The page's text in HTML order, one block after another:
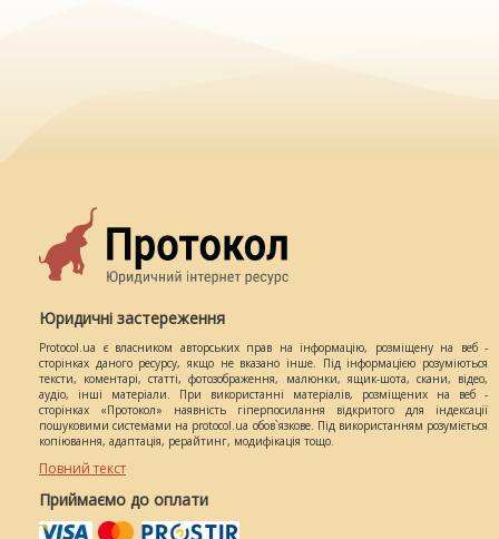
Юридичні застереження
Protocol.ua є власником авторських прав на інформацію, розміщену на веб -
сторінках даного ресурсу, якщо не вказано інше. Під інформацією розуміються
тексти, коментарі, статті, фотозображення, малюнки, ящик-шота, скани, відео,
аудіо, інші матеріали. При використанні матеріалів, розміщених на веб -
сторінках «Протокол» наявність гіперпосилання відкритого для індексації
пошуковими системами на protocol.ua обов`язкове. Під використанням розуміється
копіювання, адаптація, рерайтинг, модифікація тощо.
Повний текст
Приймаємо до оплати